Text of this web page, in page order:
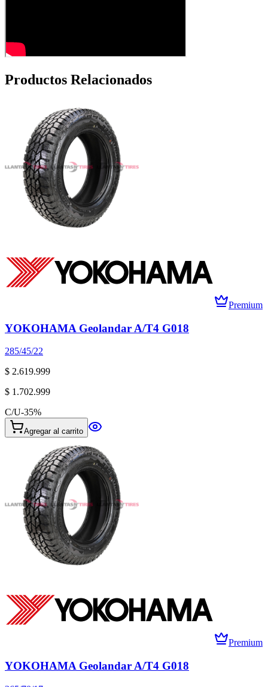
Productos Relacionados
Premium
YOKOHAMA Geolandar A/T4 G018
285/45/22
$ 2.619.999
$ 1.702.999
C/U-35%
Agregar al carrito
Premium
YOKOHAMA Geolandar A/T4 G018